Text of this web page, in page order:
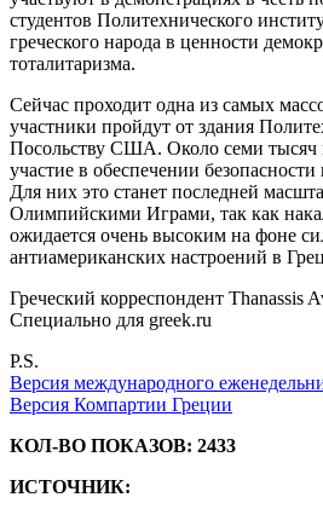
студентов Политехнического
греческого народа в ценности
тоталитаризма.
Сейчас проходит одна из самых
участники пройдут от здания
Посольству США. Около семи тысяч
участие в обеспечении
Для них это станет последней
Олимпийскими Играми, так как
ожидается очень высоким на фоне
антиамериканских настроений в
Греческий корреспондент Thanassis
Специально для greek.ru
P.S.
Версия международного
Версия Компартии Греции
КОЛ-ВО ПОКАЗОВ: 2433
ИСТОЧНИК: